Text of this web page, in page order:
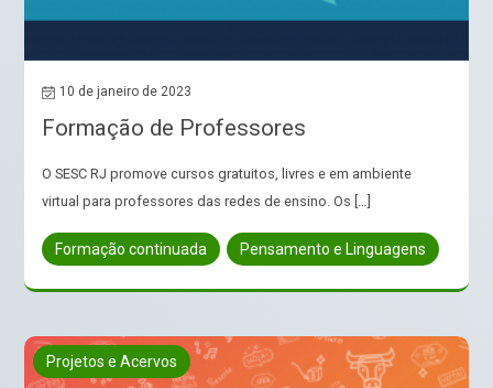
10 de janeiro de 2023
Formação de Professores
O SESC RJ promove cursos gratuitos, livres e em ambiente
virtual para professores das redes de ensino. Os […]
Formação continuada Pensamento e Linguagens
Projetos e Acervos